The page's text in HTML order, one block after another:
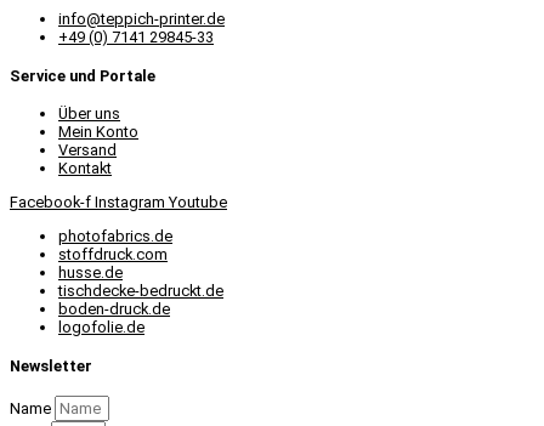
info@teppich-printer.de
+49 (0) 7141 29845-33
Service und Portale
Über uns
Mein Konto
Versand
Kontakt
Facebook-f Instagram Youtube
photofabrics.de
stoffdruck.com
husse.de
tischdecke-bedruckt.de
boden-druck.de
logofolie.de
Newsletter
Name